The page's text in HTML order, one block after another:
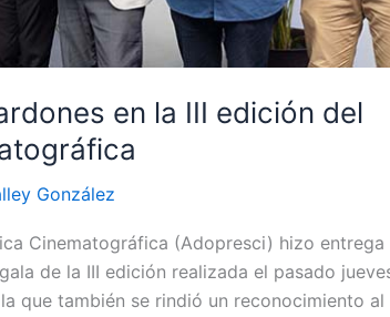
en la III edición del
González
Cinematográfica (Adopresci) hizo entrega
de la III edición realizada el pasado
que también se rindió un reconocimiento